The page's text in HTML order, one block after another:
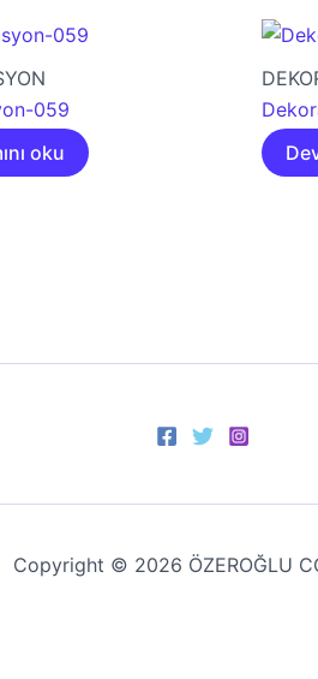
059
oku
Copyright © 2026 ÖZEROĞLU